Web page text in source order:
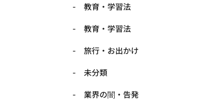
教育・学習法
教育・学習法
旅行・お出かけ
未分類
業界の闇・告発